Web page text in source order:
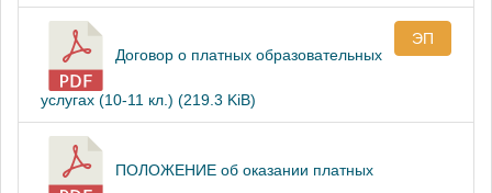
Договор о платных образовательных
услугах (10-11 кл.) (219.3 KiB)
ЭП
ПОЛОЖЕНИЕ об оказании платных